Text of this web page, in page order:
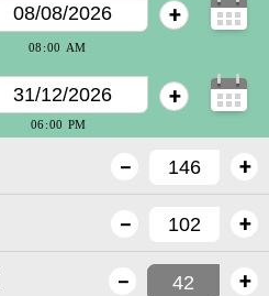
+
+
+
-
+
-
+
-